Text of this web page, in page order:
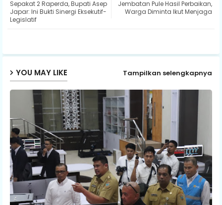
Jembatan Pule Hasil Perbaikan,
Warga Diminta Ikut Menjaga
Sepakat 2 Raperda, Bupati Asep
Japar: Ini Bukti Sinergi Eksekutif-
Legislatif
YOU MAY LIKE Tampilkan selengkapnya